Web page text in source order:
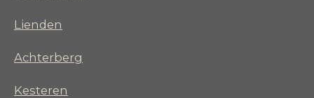
Lienden
Achterberg
Kesteren